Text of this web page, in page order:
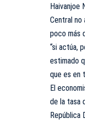
Haivanjoe
Central no
poco más
“si actúa,
estimado
que es en
El
de la tasa
República